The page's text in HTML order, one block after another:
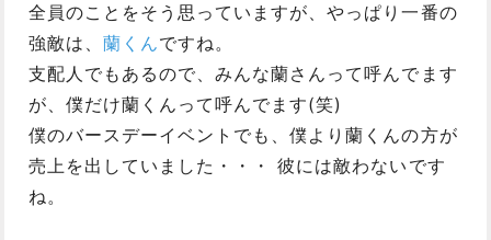
全員のことをそう思っていますが、やっぱり一番の
強敵は、蘭くんですね。
支配人でもあるので、みんな蘭さんって呼んでます
が、僕だけ蘭くんって呼んでます(笑)
僕のバースデーイベントでも、僕より蘭くんの方が
売上を出していました・・・ 彼には敵わないです
ね。